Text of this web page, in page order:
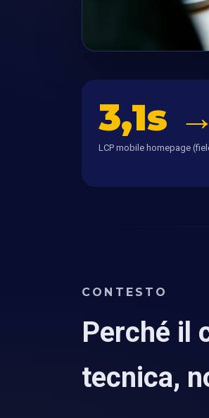
3,1s
LCP mobile homepage
CONTESTO
Perché il
tecnica,